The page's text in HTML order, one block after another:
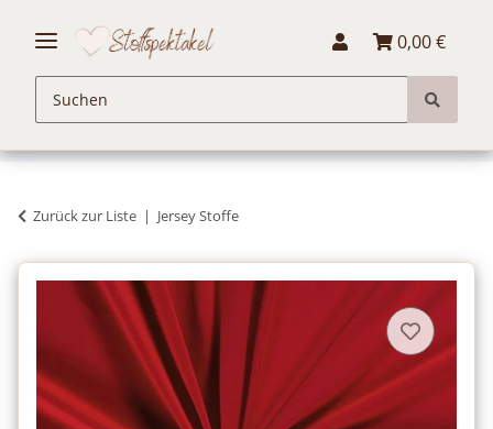
0,00 €
Zurück zur Liste Jersey Stoffe